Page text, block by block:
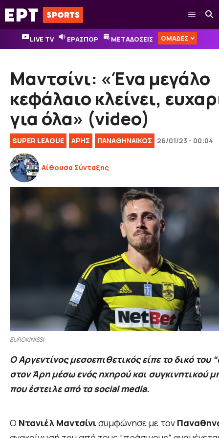
Μετάβαση
σε
περιεχόμενο
Μενού
LIVE TV ΕΡΑΣΠΟΡ ΜΕΤΑΔΟΣΕΙΣ ΟΜΑΔΕΣ
Μαντσίνι: «Ένα μεγάλο
κεφάλαιο κλείνει,
για όλα» (video)
SUPER LEAGUE ΑΡΗΣ ΠΑΝΑΘΗΝΑΙΚΟΣ 26/01/23 - 00:04
Αίθουσα Σύνταξης
EUROKINISSI
Ο Αργεντίνος μεσοεπιθετικός είπε το δικό του
στον Άρη μέσω ενός ηχηρού και συγκινητικού
που έστειλε από τα social media.
Ο Ντανιέλ Μαντσίνισυμφώνησε με τον